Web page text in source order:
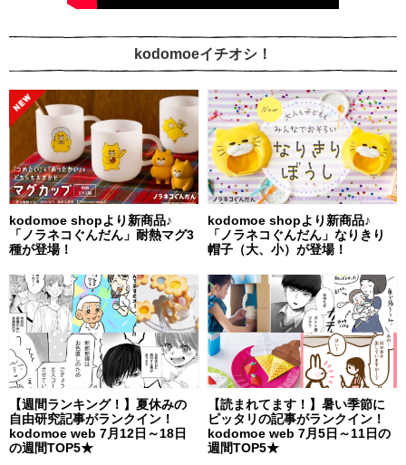
kodomoeイチオシ！
kodomoe shopより新商品♪
「ノラネコぐんだん」耐熱マグ3
種が登場！
kodomoe shopより新商品♪
「ノラネコぐんだん」なりきり
帽子（大、小）が登場！
【週間ランキング！】夏休みの
自由研究記事がランクイン！
kodomoe web 7月12日～18日
の週間TOP5★
【読まれてます！】暑い季節に
ピッタリの記事がランクイン！
kodomoe web 7月5日～11日の
週間TOP5★